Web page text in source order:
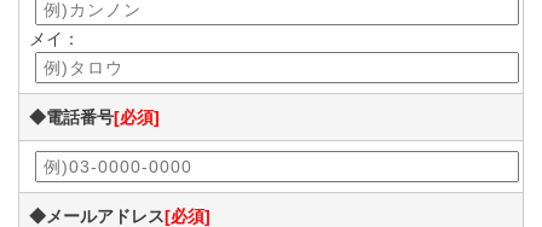
メイ：
◆電話番号[必須]
◆メールアドレス[必須]